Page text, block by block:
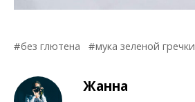
без глютена мука зеленой гречки
Жанна